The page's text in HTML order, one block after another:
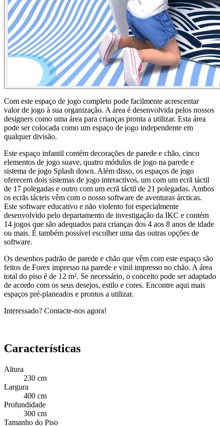
Com este espaço de jogo completo pode facilmente acrescentar
valor de jogo à sua organização. A área é desenvolvida pelos nossos
designers como uma área para crianças pronta a utilizar. Esta área
pode ser colocada como um espaço de jogo independente em
qualquer divisão.
Este espaço infantil contém decorações de parede e chão, cinco
elementos de jogo suave, quatro módulos de jogo na parede e
sistema de jogo Splash down. Além disso, os espaços de jogo
oferecem dois sistemas de jogo interactivos, um com um ecrã táctil
de 17 polegadas e outro com um ecrã táctil de 21 polegadas. Ambos
os ecrãs tácteis vêm com o nosso software de aventuras árcticas.
Este software educativo e não violento foi especialmente
desenvolvido pelo departamento de investigação da IKC e contém
14 jogos que são adequados para crianças dos 4 aos 8 anos de idade
ou mais. É também possível escolher uma das outras opções de
software.
Os desenhos padrão de parede e chão que vêm com este espaço são
feitos de Forex impresso na parede e vinil impresso no chão. A área
total do piso é de 12 m². Se necessário, o conceito pode ser adaptado
de acordo com os seus desejos, estilo e cores. Encontre aqui mais
espaços pré-planeados e prontos a utilizar.
Interessado? Contacte-nos agora!
Características
Altura
230 cm
Largura
400 cm
Profundidade
300 cm
Tamanho do Piso